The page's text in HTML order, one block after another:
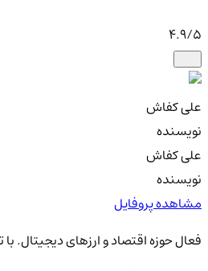
4.9/5
علی کفاش
نویسنده
علی کفاش
نویسنده
مشاهده پروفایل
فعال حوزه اقتصاد و ارزهای دیجیتال.